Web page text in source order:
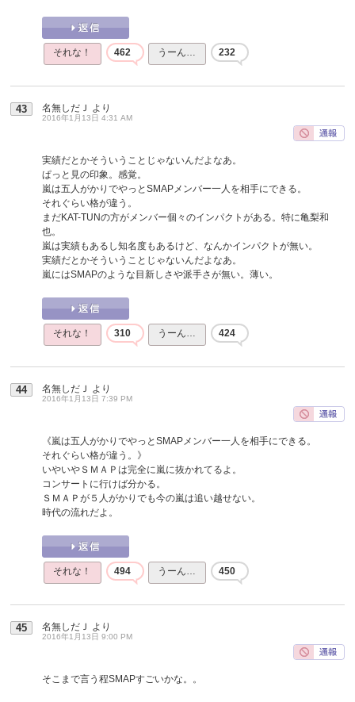
それな！ 462 うーん… 232
43 名無しだＪ より
2016年1月13日 4:31 AM
実績だとかそういうことじゃないんだよなあ。
ぱっと見の印象。感覚。
嵐は五人がかりでやっとSMAPメンバー一人を相手にできる。
それぐらい格が違う。
まだKAT-TUNの方がメンバー個々のインパクトがある。特に亀梨和
也。
嵐は実績もあるし知名度もあるけど、なんかインパクトが無い。
実績だとかそういうことじゃないんだよなあ。
嵐にはSMAPのような目新しさや派手さが無い。薄い。
それな！ 310 うーん… 424
44 名無しだＪ より
2016年1月13日 7:39 PM
《嵐は五人がかりでやっとSMAPメンバー一人を相手にできる。
それぐらい格が違う。》
いやいやＳＭＡＰは完全に嵐に抜かれてるよ。
コンサートに行けば分かる。
ＳＭＡＰが５人がかりでも今の嵐は追い越せない。
時代の流れだよ。
それな！ 494 うーん… 450
45 名無しだＪ より
2016年1月13日 9:00 PM
そこまで言う程SMAPすごいかな。。